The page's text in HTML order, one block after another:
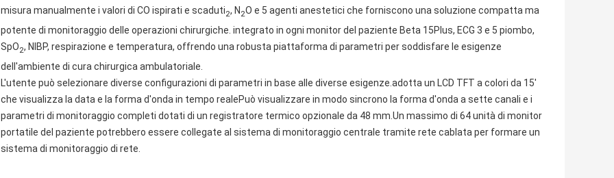
misura manualmente i valori di CO ispirati e scaduti2, N 2O e 5 agenti anestetici che forniscono una soluzione compatta ma
potente di monitoraggio delle operazioni chirurgiche. integrato in ogni monitor del paziente Beta 15Plus, ECG 3 e 5 piombo,
SpO2, NIBP, respirazione e temperatura, offrendo una robusta piattaforma di parametri per soddisfare le esigenze
dell'ambiente di cura chirurgica ambulatoriale.
L'utente può selezionare diverse configurazioni di parametri in base alle diverse esigenze.adotta un LCD TFT a colori da 15'
che visualizza la data e la forma d'onda in tempo realePuò visualizzare in modo sincrono la forma d'onda a sette canali e i
parametri di monitoraggio completi dotati di un registratore termico opzionale da 48 mm.Un massimo di 64 unità di monitor
portatile del paziente potrebbero essere collegate al sistema di monitoraggio centrale tramite rete cablata per formare un
sistema di monitoraggio di rete.